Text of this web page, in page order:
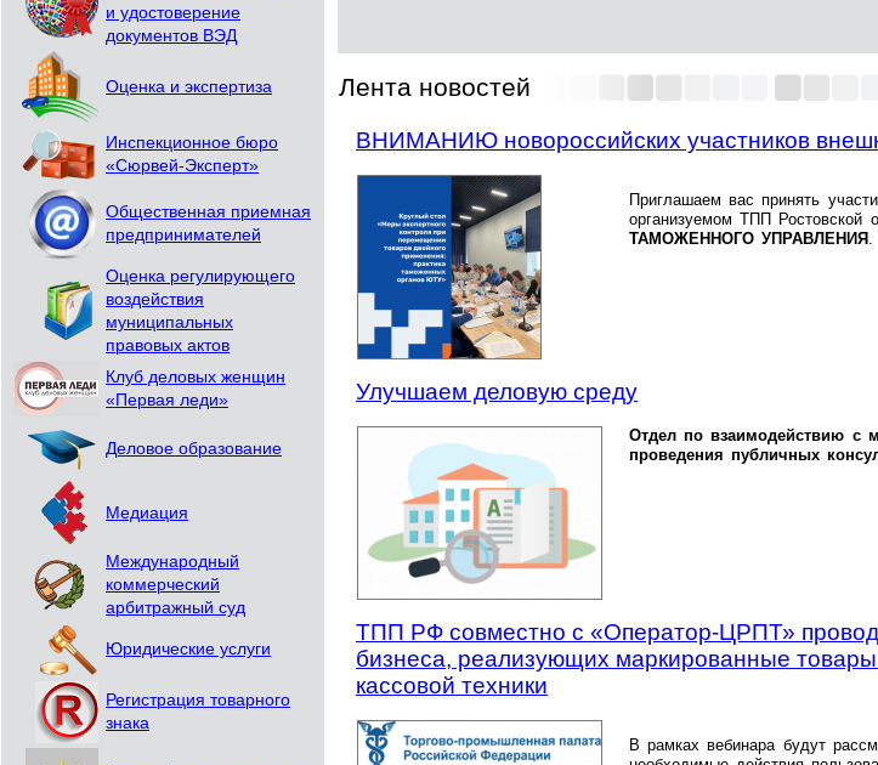
и удостоверение
документов ВЭД
Оценка и экспертиза
Инспекционное бюро
«Сюрвей-Эксперт»
Общественная приемная
предпринимателей
Оценка регулирующего
воздействия
муниципальных
правовых актов
Клуб деловых женщин
«Первая леди»
Деловое образование
Медиация
Международный
коммерческий
арбитражный суд
Юридические услуги
Регистрация товарного
знака
Лента новостей
ВНИМАНИЮ новороссийских участников
Приглашаем вас принять
организуемом ТПП Ростовской
ТАМОЖЕННОГО УПРАВЛЕНИЯ
Улучшаем деловую среду
Отдел по взаимодействию с
проведения публичных
ТПП РФ совместно с «Оператор-ЦРПТ»
бизнеса, реализующих маркированные
кассовой техники
В рамках вебинара будут